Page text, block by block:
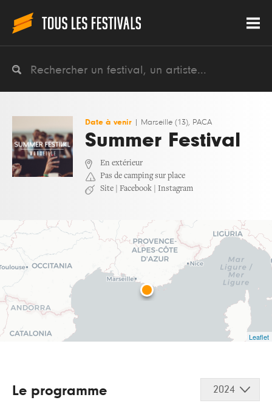
Date à venir Marseille (13), PACA
Summer Festival
En extérieur
Pas de camping sur place
Site
Facebook Instagram
Leaflet
Le programme 2024